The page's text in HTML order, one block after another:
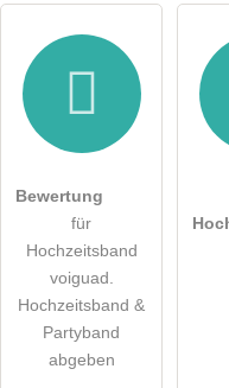
Die Datenschutzerklärung
öffentliche Frage
Hinweis:Bitte beachten
Besucher sichtbar
Bewertung
für
Hochzeitsband
voiguad.
Hochzeitsband &
Partyband
abgeben